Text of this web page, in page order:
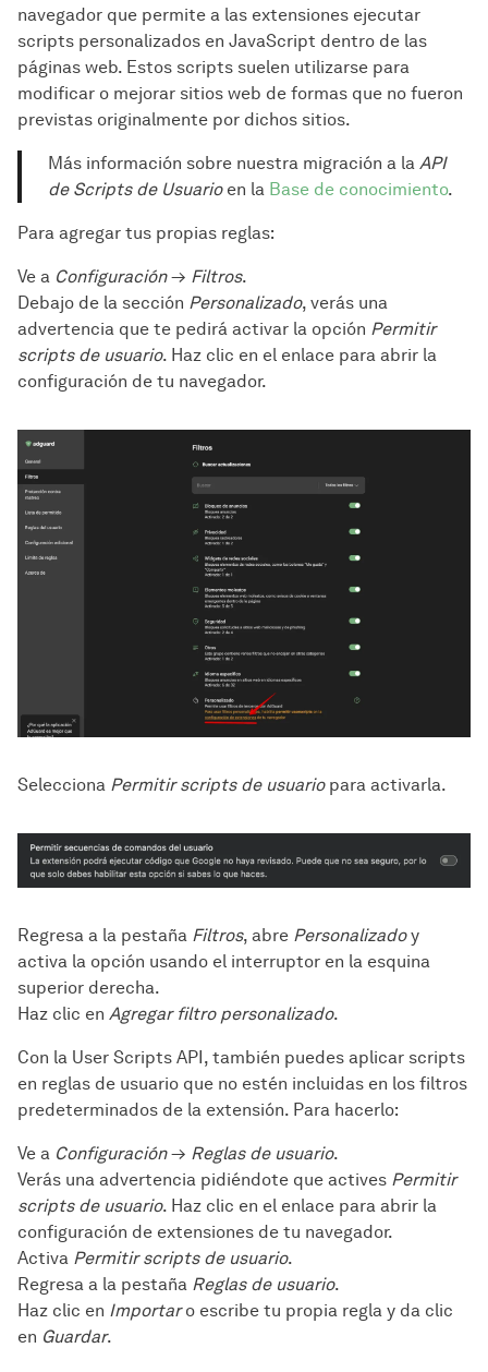
navegador que permite a las extensiones ejecutar
scripts personalizados en JavaScript dentro de las
páginas web. Estos scripts suelen utilizarse para
modificar o mejorar sitios web de formas que no fueron
previstas originalmente por dichos sitios.
Más información sobre nuestra migración a la API
de Scripts de Usuarioen la Base de conocimiento.
Para agregar tus propias reglas:
Ve a Configuración→ Filtros.
Debajo de la sección Personalizado, verás una
advertencia que te pedirá activar la opción Permitir
scripts de usuario. Haz clic en el enlace para abrir la
configuración de tu navegador.
Selecciona Permitir scripts de usuariopara activarla.
Regresa a la pestaña Filtros, abre Personalizadoy
activa la opción usando el interruptor en la esquina
superior derecha.
Haz clic en Agregar filtro personalizado.
Con la User Scripts API, también puedes aplicar scripts
en reglas de usuario que no estén incluidas en los filtros
predeterminados de la extensión. Para hacerlo:
Ve a Configuración→ Reglas de usuario.
Verás una advertencia pidiéndote que actives Permitir
scripts de usuario. Haz clic en el enlace para abrir la
configuración de extensiones de tu navegador.
Activa Permitir scripts de usuario.
Regresa a la pestaña Reglas de usuario.
Haz clic en Importaro escribe tu propia regla y da clic
en Guardar.